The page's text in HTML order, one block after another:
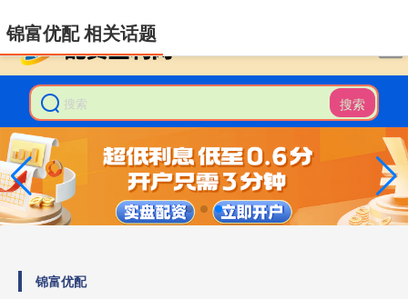
搜索
锦富优配
锦富优配 相关话题